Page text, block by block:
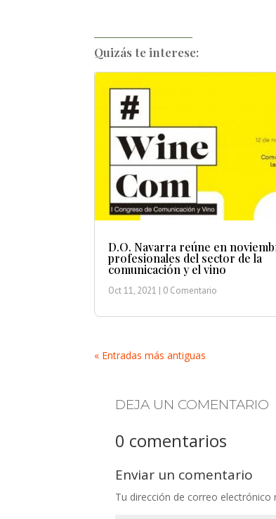
Quizás te interese:
D.O. Navarra reúne en
profesionales del sector de la
comunicación y el vino
Oct 11, 2021 | 0 Comentario
« Entradas más antiguas
DEJA UN COMENTARIO
0 comentarios
Enviar un comentario
Tu dirección de correo electrónico